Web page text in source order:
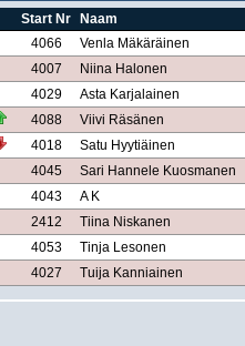
Start Nr
Naam
4066
Venla Mäkäräinen
4007
Niina Halonen
4029
Asta Karjalainen
4088
Viivi Räsänen
4018
Satu Hyytiäinen
4045
Sari Hannele Kuosmanen
4043
A K
2412
Tiina Niskanen
4053
Tinja Lesonen
4027 Tuija Kanniainen